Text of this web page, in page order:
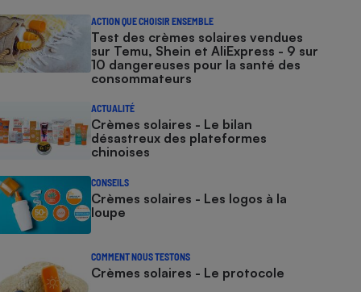
ACTION QUE CHOISIR ENSEMBLE
Test des crèmes solaires vendues
sur Temu, Shein et AliExpress - 9 sur
10 dangereuses pour la santé des
consommateurs
ACTUALITÉ
Crèmes solaires - Le bilan
désastreux des plateformes
chinoises
CONSEILS
Crèmes solaires - Les logos à la
loupe
COMMENT NOUS TESTONS
Crèmes solaires - Le protocole